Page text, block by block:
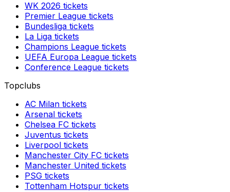
WK 2026 tickets
Premier League tickets
Bundesliga tickets
La Liga tickets
Champions League tickets
UEFA Europa League tickets
Conference League tickets
Topclubs
AC Milan tickets
Arsenal tickets
Chelsea FC tickets
Juventus tickets
Liverpool tickets
Manchester City FC tickets
Manchester United tickets
PSG tickets
Tottenham Hotspur tickets